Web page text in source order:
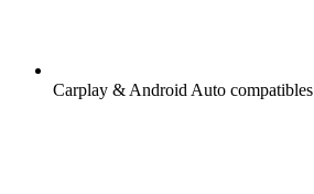
Carplay & Android Auto compatibles